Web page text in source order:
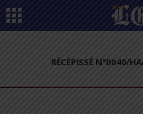
RÉCÉPISSÉ N°0040/